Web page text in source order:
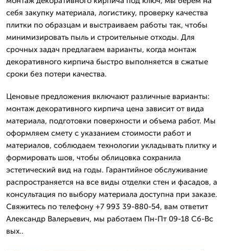
себя закупку материала, логистику, проверку качества
плитки по образцам и выстраиваем работы так, чтобы
минимизировать пыль и строительные отходы. Для
срочных задач предлагаем варианты, когда монтаж
декоративного кирпича быстро выполняется в сжатые
сроки без потери качества.
Ценовые предложения включают различные варианты:
монтаж декоративного кирпича цена зависит от вида
материала, подготовки поверхности и объема работ. Мы
оформляем смету с указанием стоимости работ и
материалов, соблюдаем технологии укладывать плитку и
формировать шов, чтобы облицовка сохранила
эстетический вид на годы. Гарантийное обслуживание
распространяется на все виды отделки стен и фасадов, а
консультация по выбору материала доступна при заказе.
Свяжитесь по телефону +7 993 39-880-54, вам ответит
Александр Валерьевич, мы работаем Пн-Пт 09-18 Сб-Вс
вых..